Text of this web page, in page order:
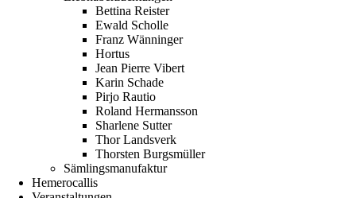
Bettina Reister
Ewald Scholle
Franz Wänninger
Hortus
Jean Pierre Vibert
Karin Schade
Pirjo Rautio
Roland Hermansson
Sharlene Sutter
Thor Landsverk
Thorsten Burgsmüller
Sämlingsmanufaktur
Hemerocallis